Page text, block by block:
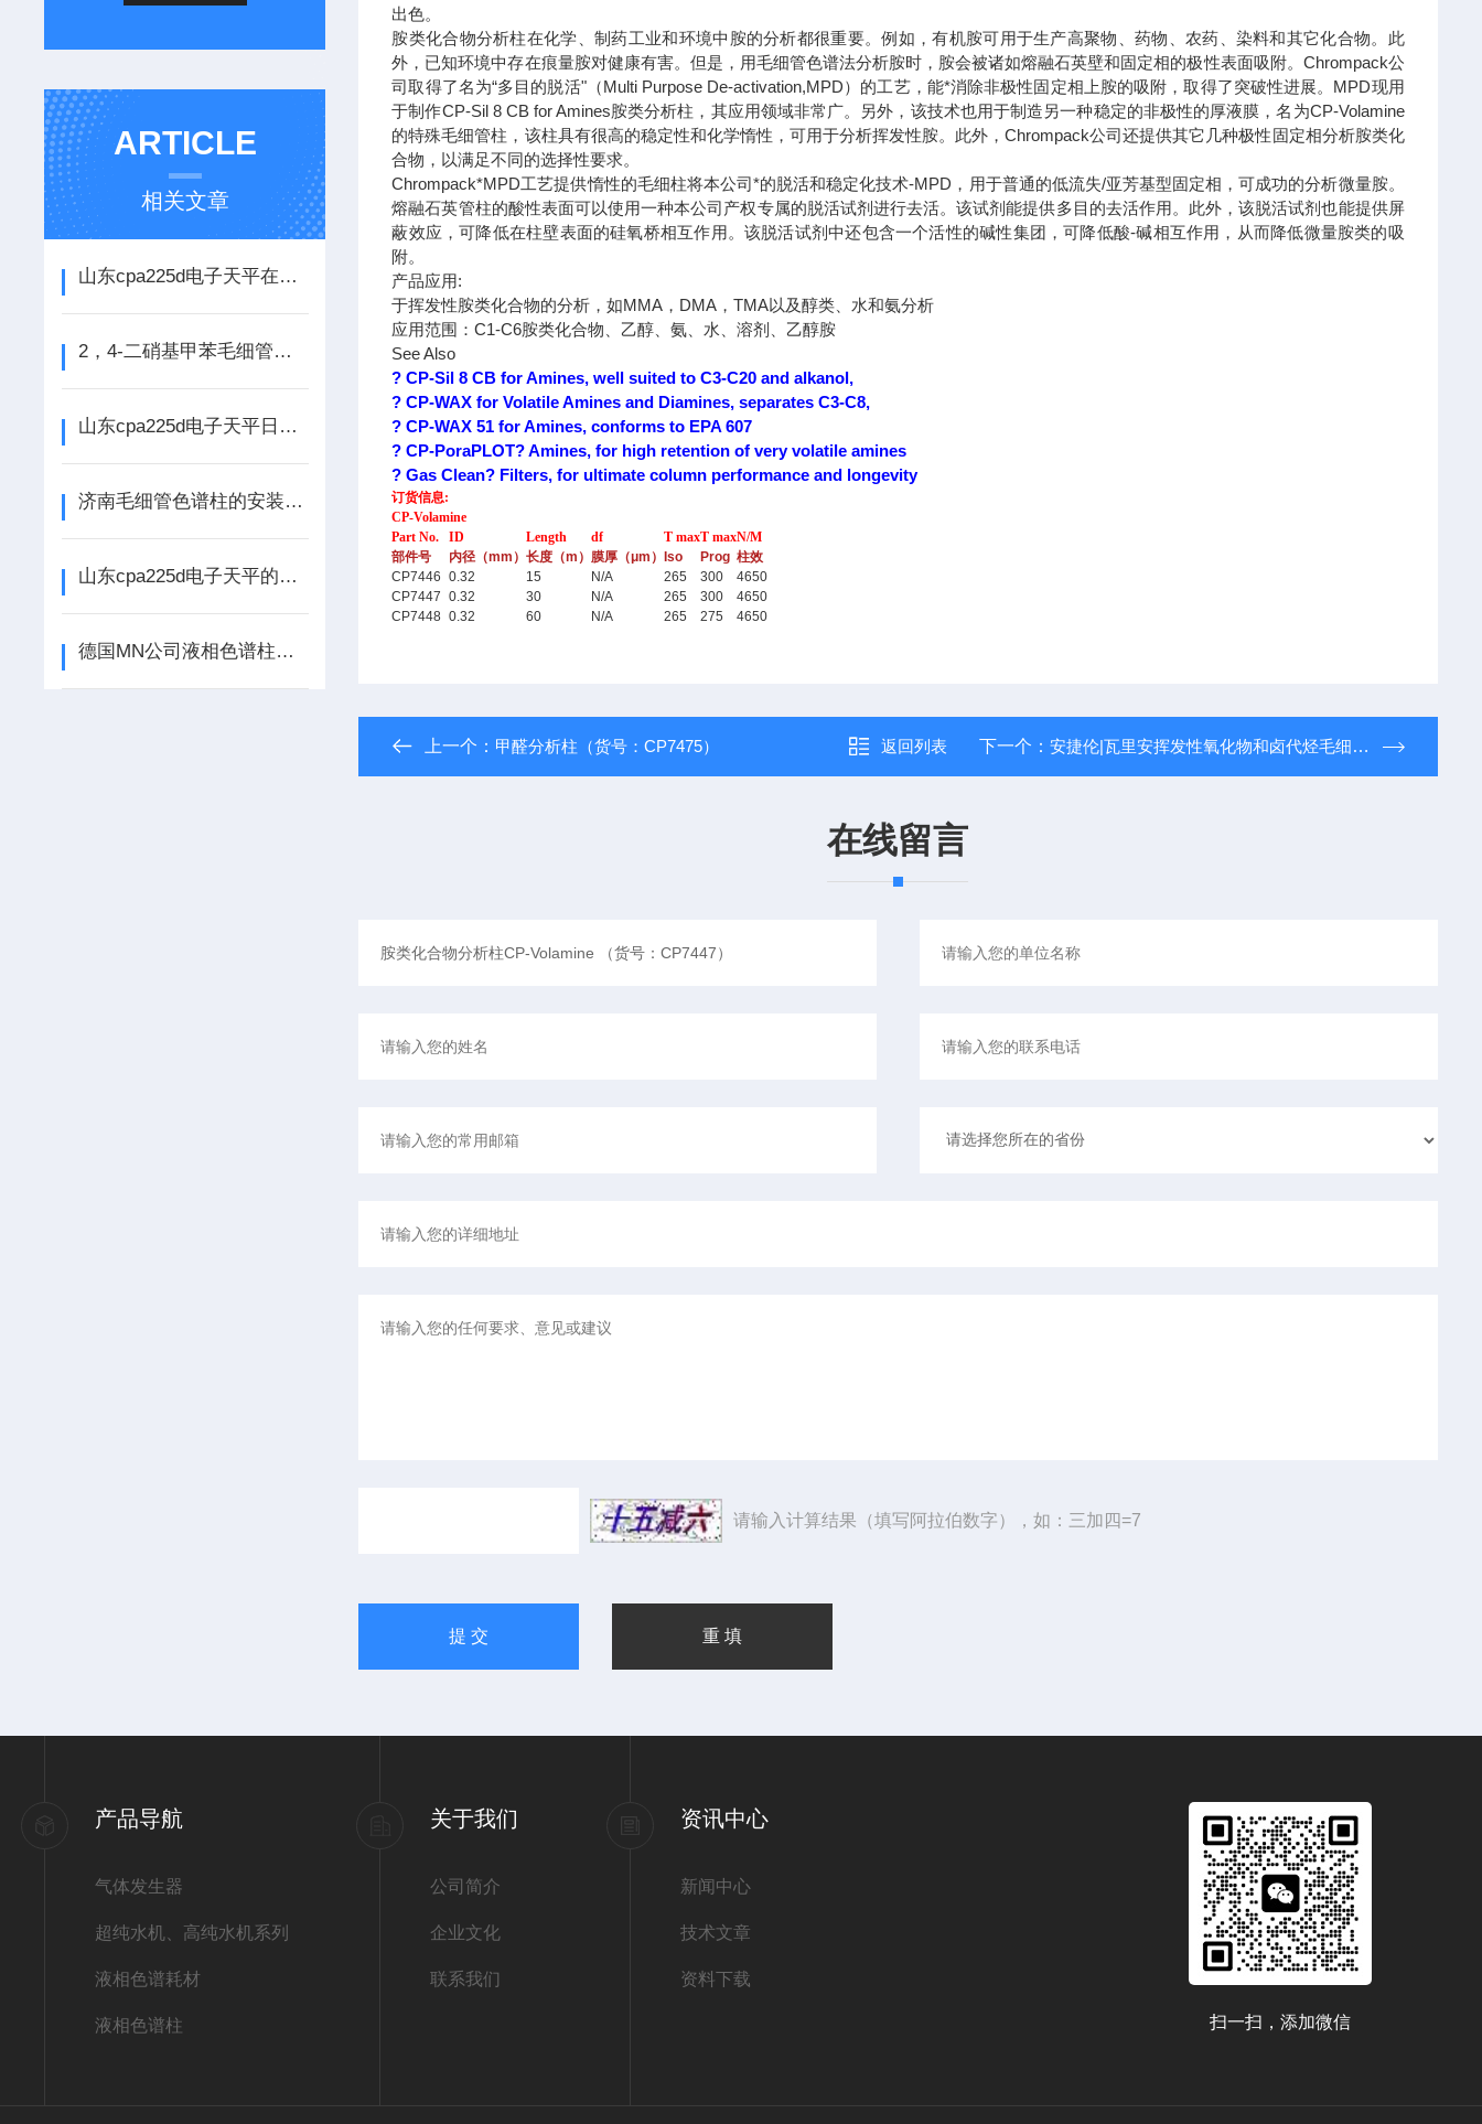
ARTICLE
相关文章
山东cpa225d电子天平在科学实验中的应用及其*性
2，4-二硝基甲苯毛细管色谱分析方法
山东cpa225d电子天平日常维护：清洁称盘、水平调节与长期停用保养
济南毛细管色谱柱的安装步骤和使用注意事项
山东cpa225d电子天平的使用环境和维护保养
德国MN公司液相色谱柱及应用
出色。
胺类化合物分析柱在化学、制药工业和环境中胺的分析都很重要。例如，有机胺可用于生产高聚物、药物、农药、染料和其它化合物。此
外，已知环境中存在痕量胺对健康有害。但是，用毛细管色谱法分析胺时，胺会被诸如熔融石英壁和固定相的极性表面吸附。Chrompack公
司取得了名为“多目的脱活"（Multi Purpose De-activation,MPD）的工艺，能*消除非极性固定相上胺的吸附，取得了突破性进展。MPD现用
于制作CP-Sil 8 CB for Amines胺类分析柱，其应用领域非常广。另外，该技术也用于制造另一种稳定的非极性的厚液膜，名为CP-Volamine
的特殊毛细管柱，该柱具有很高的稳定性和化学惰性，可用于分析挥发性胺。此外，Chrompack公司还提供其它几种极性固定相分析胺类化
合物，以满足不同的选择性要求。
Chrompack*MPD工艺提供惰性的毛细柱将本公司*的脱活和稳定化技术-MPD，用于普通的低流失/亚芳基型固定相，可成功的分析微量胺。
熔融石英管柱的酸性表面可以使用一种本公司产权专属的脱活试剂进行去活。该试剂能提供多目的去活作用。此外，该脱活试剂也能提供屏
蔽效应，可降低在柱壁表面的硅氧桥相互作用。该脱活试剂中还包含一个活性的碱性集团，可降低酸-碱相互作用，从而降低微量胺类的吸
附。
产品应用:
于挥发性胺类化合物的分析，如MMA，DMA，TMA以及醇类、水和氨分析
应用范围：C1-C6胺类化合物、乙醇、氨、水、溶剂、乙醇胺
See Also
? CP-Sil 8 CB for Amines, well suited to C3-C20 and alkanol,
? CP-WAX for Volatile Amines and Diamines, separates C3-C8,
? CP-WAX 51 for Amines, conforms to EPA 607
? CP-PoraPLOT? Amines, for high retention of very volatile amines
? Gas Clean? Filters, for ultimate column performance and longevity
订货信息:
CP-Volamine
Part No.
ID Length df T maxT maxN/M
部件号
内径（mm）长度（m）膜厚（μm） Iso Prog 柱效
CP7446 0.32 15 N/A 265 300
4650
CP7447 0.32 30 N/A 265 300
4650
CP7448 0.32 60 N/A 265 275 4650
上一个： 甲醛分析柱（货号：CP7475） 返回列表 下一个： 安捷伦|瓦里安挥发性氧化物和卤代烃毛细管CP-Propox（货号：CP8100）
在线留言
请输入计算结果（填写阿拉伯数字），如：三加四=7
产品导航
气体发生器
超纯水机、高纯水机系列
液相色谱耗材
液相色谱柱
关于我们
公司简介
企业文化
联系我们
资讯中心
新闻中心
技术文章
资料下载
扫一扫，添加微信